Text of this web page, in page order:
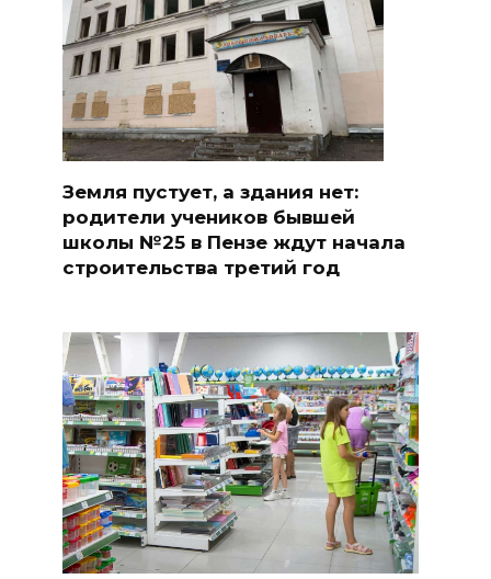
Земля пустует, а здания нет:
родители учеников бывшей
школы №25 в Пензе ждут начала
строительства третий год